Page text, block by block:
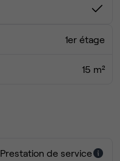
1er étage
15 m²
Prestation de service